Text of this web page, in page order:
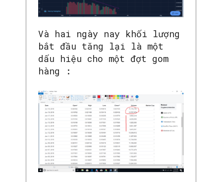
Và hai ngày nay khối lượng
bắt đầu tăng lại là một
dấu hiệu cho một đợt gom
hàng :